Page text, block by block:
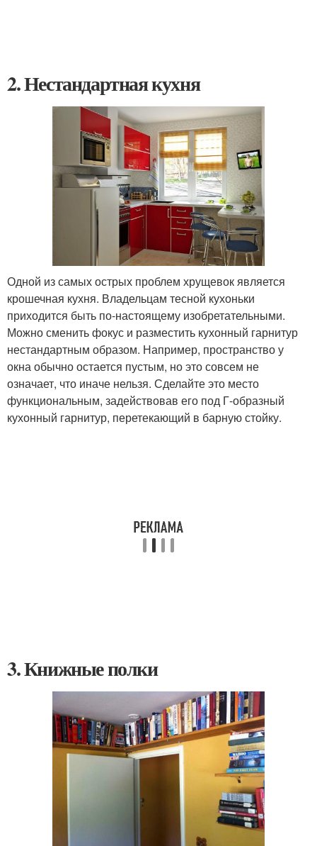
2. Нестандартная кухня
Одной из самых острых проблем хрущевок является
крошечная кухня. Владельцам тесной кухоньки
приходится быть по-настоящему изобретательными.
Можно сменить фокус и разместить кухонный гарнитур
нестандартным образом. Например, пространство у
окна обычно остается пустым, но это совсем не
означает, что иначе нельзя. Сделайте это место
функциональным, задействовав его под Г-образный
кухонный гарнитур, перетекающий в барную стойку.
3. Книжные полки